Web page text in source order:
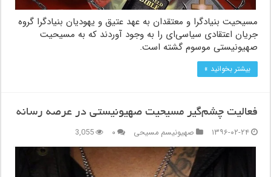
مسیحیت بنیادگرا و معتقدان به عهد عتیق و یهودیان بنیادگرا گروه
جریان اعتقادی سیاسی‌ای را به وجود آوردند که به مسیحیت
صهیونیستی موسوم گشته است.
بیشتر بخوانید »
فعالیت چشم‌گیر مسیحیت صهیونیستی در عرصه رسانه
۱۳۹۶-۰۲-۲۴
صهیونیسم مسیحی ۰ 3,055